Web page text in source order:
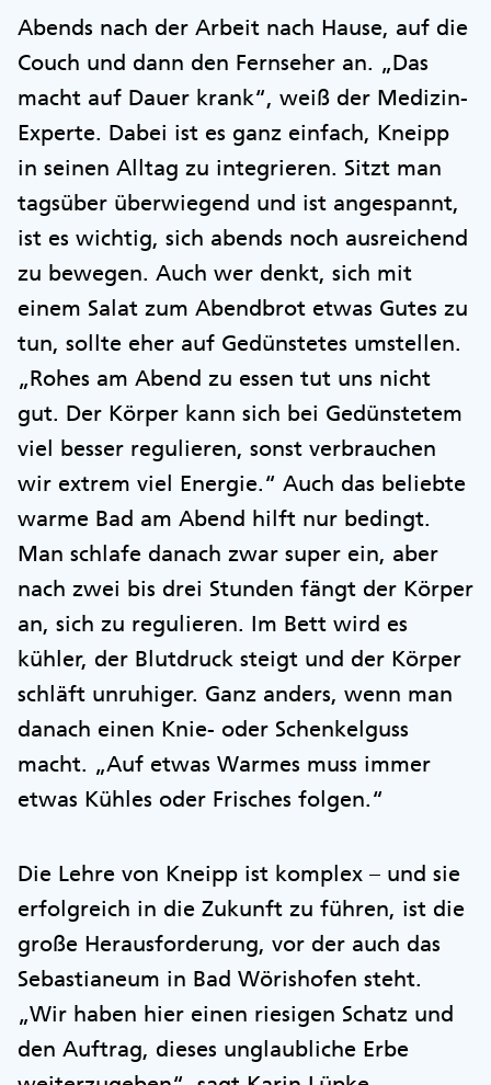
Abends nach der Arbeit nach Hause, auf die
Couch und dann den Fernseher an. „Das
macht auf Dauer krank“, weiß der Medizin-
Experte. Dabei ist es ganz einfach, Kneipp
in seinen Alltag zu integrieren. Sitzt man
tagsüber überwiegend und ist angespannt,
ist es wichtig, sich abends noch ausreichend
zu bewegen. Auch wer denkt, sich mit
einem Salat zum Abendbrot etwas Gutes zu
tun, sollte eher auf Gedünstetes umstellen.
„Rohes am Abend zu essen tut uns nicht
gut. Der Körper kann sich bei Gedünstetem
viel besser regulieren, sonst verbrauchen
wir extrem viel Energie.“ Auch das beliebte
warme Bad am Abend hilft nur bedingt.
Man schlafe danach zwar super ein, aber
nach zwei bis drei Stunden fängt der Körper
an, sich zu regulieren. Im Bett wird es
kühler, der Blutdruck steigt und der Körper
schläft unruhiger. Ganz anders, wenn man
danach einen Knie- oder Schenkelguss
macht. „Auf etwas Warmes muss immer
etwas Kühles oder Frisches folgen.“
Die Lehre von Kneipp ist komplex – und sie
erfolgreich in die Zukunft zu führen, ist die
große Herausforderung, vor der auch das
Sebastianeum in Bad Wörishofen steht.
„Wir haben hier einen riesigen Schatz und
den Auftrag, dieses unglaubliche Erbe